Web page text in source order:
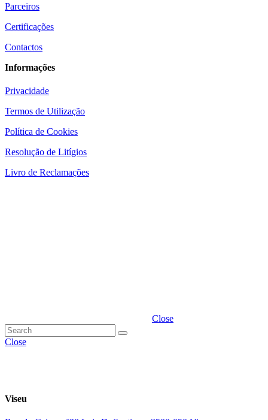
Parceiros
Certificações
Contactos
Informações
Privacidade
Termos de Utilização
Política de Cookies
Resolução de Litígios
Livro de Reclamações
Close
Close
Viseu